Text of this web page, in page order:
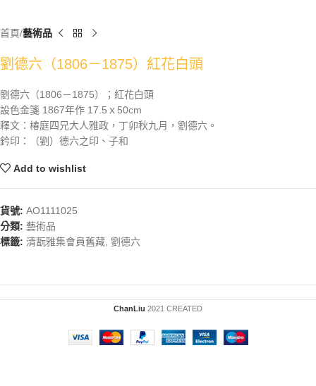
首頁 藝術品
劉德六（1806－1875）紅花白頭
劉德六（1806－1875）；紅花白頭
設色金箋 1867年作 17.5ｘ50cm
釋文：椿庭四兄大人雅政，丁卯秋九月，劉德六。
鈐印：（劉）德六之印、子和
Add to wishlist
貨號: AO1111025
分類: 藝術品
標籤: 清翫雅集會員舊藏, 劉德六
ChanLiu 2021 CREATED